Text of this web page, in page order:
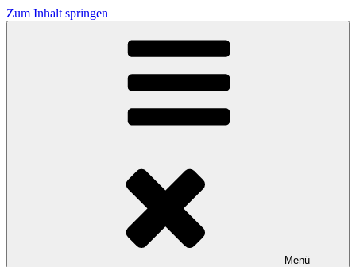
Zum Inhalt springen
Menü